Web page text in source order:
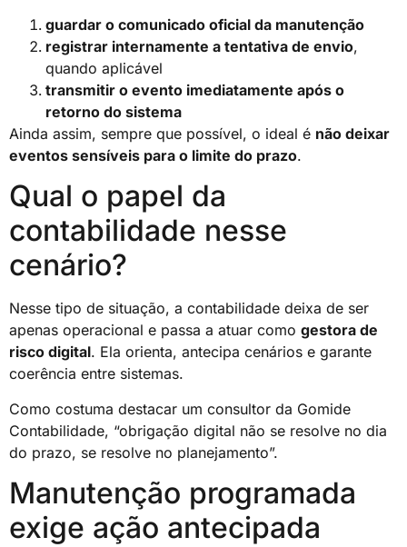
guardar o comunicado oficial da manutenção
registrar internamente a tentativa de envio,
quando aplicável
transmitir o evento imediatamente após o
retorno do sistema
Ainda assim, sempre que possível, o ideal é não deixar
eventos sensíveis para o limite do prazo.
Qual o papel da
contabilidade nesse
cenário?
Nesse tipo de situação, a contabilidade deixa de ser
apenas operacional e passa a atuar como gestora de
risco digital. Ela orienta, antecipa cenários e garante
coerência entre sistemas.
Como costuma destacar um consultor da Gomide
Contabilidade, “obrigação digital não se resolve no dia
do prazo, se resolve no planejamento”.
Manutenção programada
exige ação antecipada